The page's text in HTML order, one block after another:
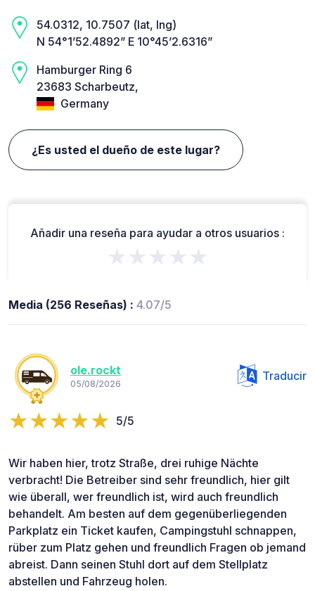
54.0312, 10.7507 (lat, lng)
N 54°1’52.4892” E 10°45’2.6316”
Hamburger Ring 6
23683 Scharbeutz,
Germany
¿Es usted el dueño de este lugar?
Añadir una reseña para ayudar a otros usuarios :
★★★★★
Media (256 Reseñas) : 4.07/5
ole.rockt
05/08/2026
Traducir
5/5
Wir haben hier, trotz Straße, drei ruhige Nächte
verbracht! Die Betreiber sind sehr freundlich, hier gilt
wie überall, wer freundlich ist, wird auch freundlich
behandelt. Am besten auf dem gegenüberliegenden
Parkplatz ein Ticket kaufen, Campingstuhl schnappen,
rüber zum Platz gehen und freundlich Fragen ob jemand
abreist. Dann seinen Stuhl dort auf dem Stellplatz
abstellen und Fahrzeug holen.